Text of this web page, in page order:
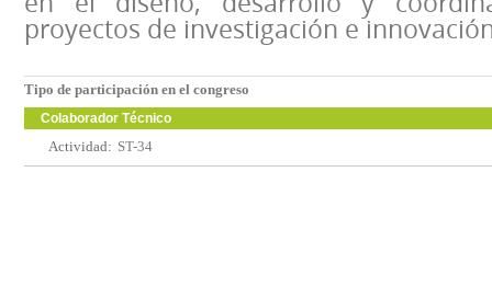
proyectos de investigación e
Tipo de participación en el congreso
Colaborador Técnico
Actividad: ST-34